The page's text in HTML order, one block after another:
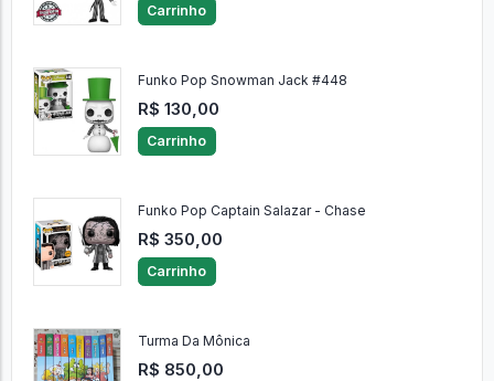
Carrinho
Funko Pop Snowman Jack #448
R$ 130,00
Carrinho
Funko Pop Captain Salazar - Chase
R$ 350,00
Carrinho
Turma Da Mônica
R$ 850,00